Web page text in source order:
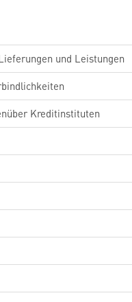
und Leistungen
Kreditinstituten